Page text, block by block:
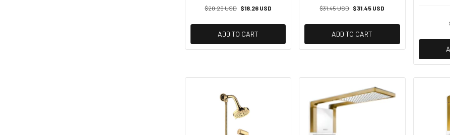
$20.29 USD $18.26 USD
ADD TO CART
$31.45 USD $31.45 USD
ADD TO CART